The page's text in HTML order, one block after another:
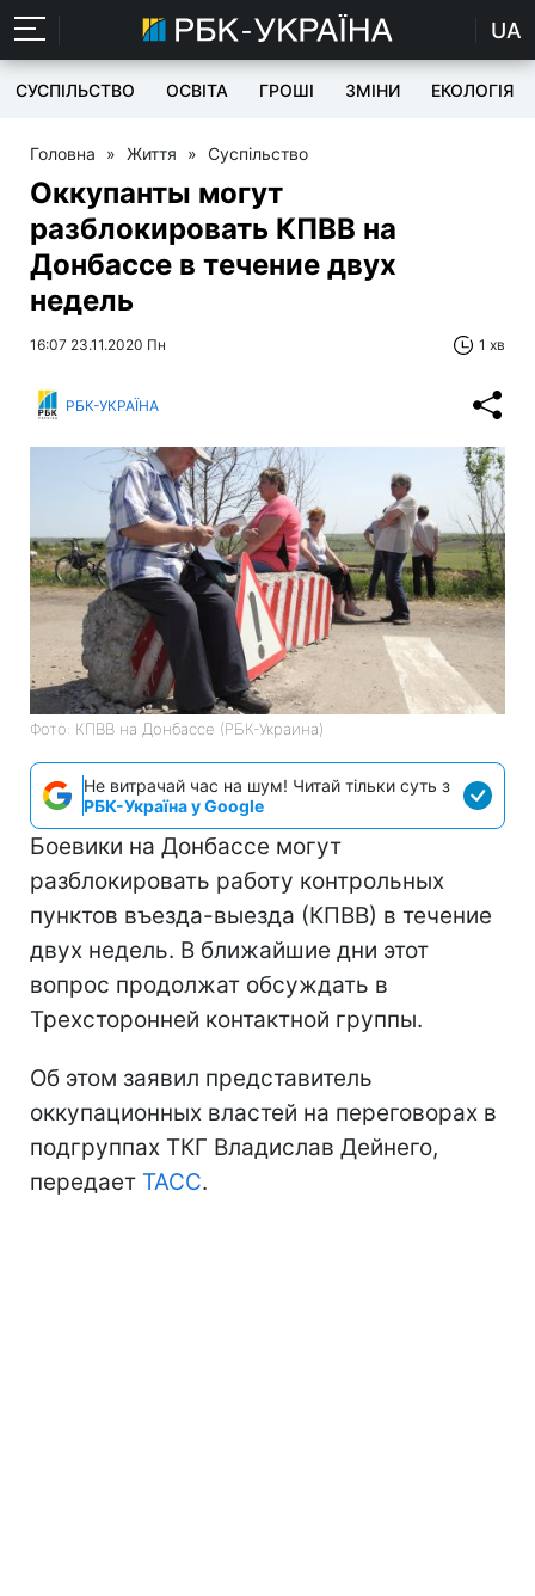
UA
СУСПІЛЬСТВО ОСВІТА ГРОШІ ЗМІНИ ЕКОЛОГІЯ
Головна » Життя » Суспільство
Оккупанты могут
разблокировать КПВВ на
Донбассе в течение двух
недель
16:07 23.11.2020 Пн 1 хв
РБК-УКРАЇНА
Фото: КПВВ на Донбассе (РБК-Украина)
Не витрачай час на шум! Читай тільки суть з
РБК-Україна у Google
Боевики на Донбассе могут
разблокировать работу контрольных
пунктов въезда-выезда (КПВВ) в течение
двух недель. В ближайшие дни этот
вопрос продолжат обсуждать в
Трехсторонней контактной группы.
Об этом заявил представитель
оккупационных властей на переговорах в
подгруппах ТКГ Владислав Дейнего,
передает ТАСС.